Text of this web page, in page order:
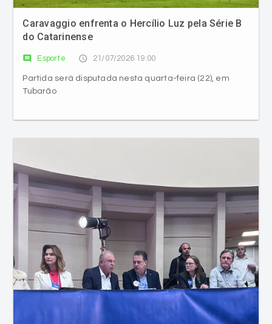
comment Esporte access_time 21/07/2026 19:00
Partida será disputada nesta quarta-feira (22), em
Tubarão